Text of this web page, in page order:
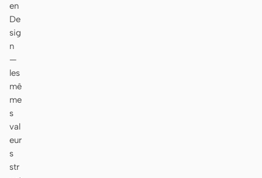
en
De
sig
n
—
les
mê
me
s
val
eur
s
str